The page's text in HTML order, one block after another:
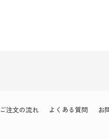
ご注文の流れ よくある質問
お